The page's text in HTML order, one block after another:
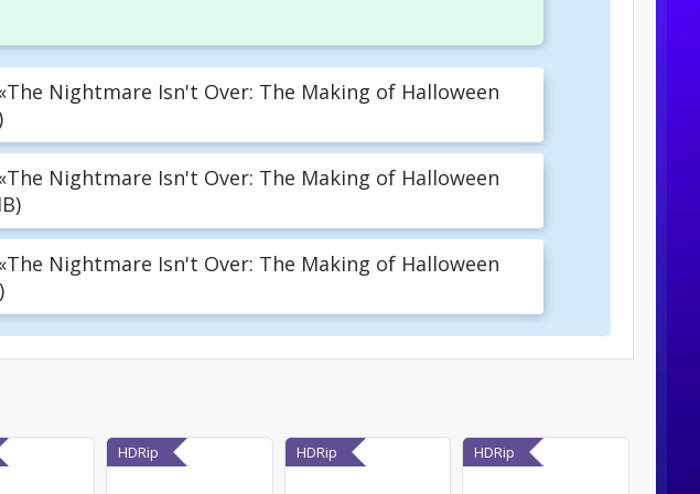
Nightmare Isn't Over: The Making of Halloween
Nightmare Isn't Over: The Making of Halloween
Nightmare Isn't Over: The Making of Halloween
HDRip HDRip HDRip